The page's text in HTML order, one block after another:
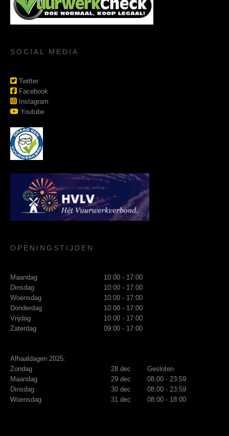
SOCIAL MEDIA
Twitter
Facebook
Instagram
Youtube
OPENINGSTIJDEN
Maandag
10:00 - 17:00
Dinsdag
10:00 - 17:00
Woensdag
10:00 - 17:00
Donderdag
10:00 - 17:00
Vrijdag
10:00 - 17:00
Zaterdag
09:00 - 17:00
Afhaaldagen 2025:
Zondag
28 dec
Gesloten
Maandag
29 dec
08:00 - 23:59
Dinsdag
30 dec
08:00 - 23:59
Woensdag
31 dec 08:00 - 18:00